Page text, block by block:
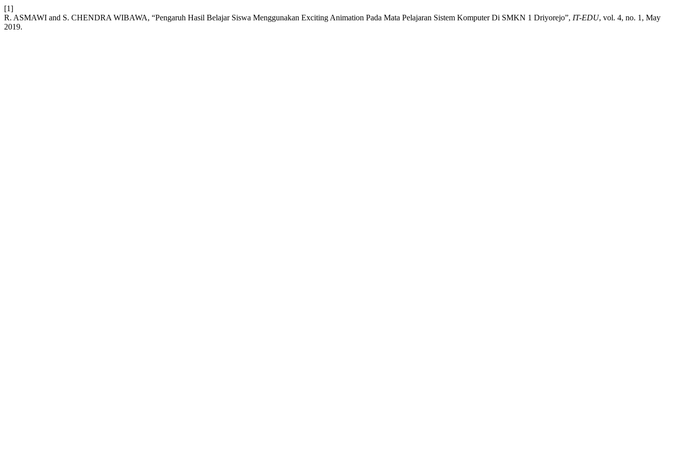
[1]
R. ASMAWI and S. CHENDRA WIBAWA, “Pengaruh Hasil Belajar Siswa Menggunakan Exciting Animation Pada Mata Pelajaran Sistem Komputer Di SMKN 1 Driyorejo”, IT-EDU, vol. 4, no. 1, May
2019.